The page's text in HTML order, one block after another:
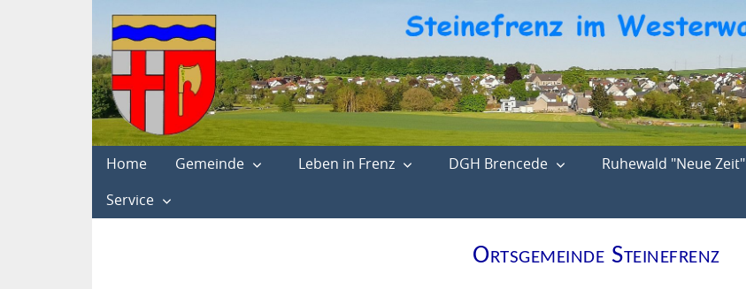
Home Gemeinde Leben in Frenz DGH Brencede Ruhewald "Neue Zeit"
Service
Ortsgemeinde Steinefrenz